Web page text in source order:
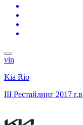
vin
Kia Rio
III Рестайлинг 2017